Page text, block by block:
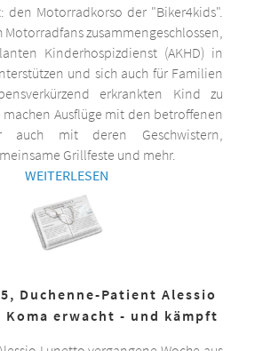
den Motorradkorso der "Biker4kids".
Motorradfans zusammengeschlossen,
Kinderhospizdienst (AKHD) in
und sich auch für Familien
erkrankten Kind zu
machen Ausflüge mit den betroffenen
auch mit deren Geschwistern,
Grillfeste und mehr.
WEITERLESEN
Duchenne-Patient Alessio
Koma erwacht - und kämpft